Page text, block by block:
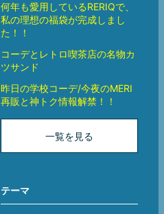
何年も愛用しているRERIQで、
私の理想の福袋が完成しまし
た！！
コーデとレトロ喫茶店の名物カ
ツサンド
昨日の学校コーデ/今夜のMERI
再販と神トク情報解禁！！
一覧を見る
テーマ